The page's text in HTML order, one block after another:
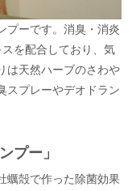
プーです。消臭・消炎
を配合しており、気
は天然ハーブのさわや
スプレーやデオドラン
プー」
蠣殻で作った除菌効果